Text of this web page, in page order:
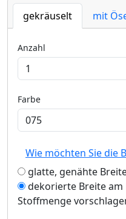
gekräuselt mit
Anzahl
Farbe
Wie möchten Sie die
glatte, genähte
dekorierte Breite am
Stoffmenge